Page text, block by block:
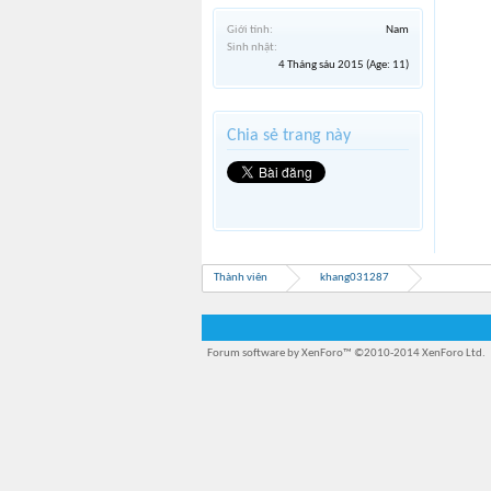
Giới tính:
Nam
Sinh nhật:
4 Tháng sáu 2015 (Age: 11)
Chia sẻ trang này
Thành viên khang031287
Forum software by XenForo™ ©2010-2014 XenForo Ltd.